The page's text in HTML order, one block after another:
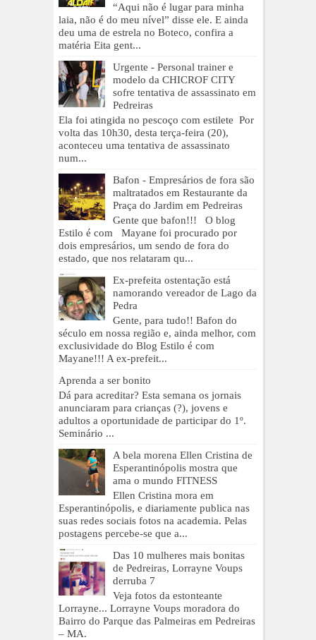
“Aqui não é lugar para minha
laia, não é do meu nível” disse ele. E ainda
deu uma de estrela no Boteco, confira a
matéria Eita gent...
Urgente - Personal trainer e
modelo da CHICROF CITY
sofre tentativa de assassinato em
Pedreiras
Ela foi atingida no pescoço com estilete Por
volta das 10h30, desta terça-feira (20),
aconteceu uma tentativa de assassinato
num...
Bafon - Empresários de fora são
maltratados em Restaurante da
Praça do Jardim em Pedreiras
Gente que bafon!!! O blog
Estilo é com Mayane foi procurado por
dois empresários, um sendo de fora do
estado, que nos relataram qu...
Ex-prefeita ostentação está
namorando vereador de Lago da
Pedra
Gente, para tudo!! Bafon do
século em nossa região e, ainda melhor, com
exclusividade do Blog Estilo é com
Mayane!!! A ex-prefeit...
Aprenda a ser bonito
Dá para acreditar? Esta semana os jornais
anunciaram para crianças (?), jovens e
adultos a oportunidade de participar do 1º.
Seminário ...
A bela morena Ellen Cristina de
Esperantinópolis mostra que
ama o mundo FITNESS
Ellen Cristina mora em
Esperantinópolis, e diariamente publica nas
suas redes sociais fotos na academia. Pelas
postagens percebe-se que a...
Das 10 mulheres mais bonitas
de Pedreiras, Lorrayne Voups
derruba 7
Veja fotos da estonteante
Lorrayne... Lorrayne Voups moradora do
Bairro do Parque das Palmeiras em Pedreiras
– MA.